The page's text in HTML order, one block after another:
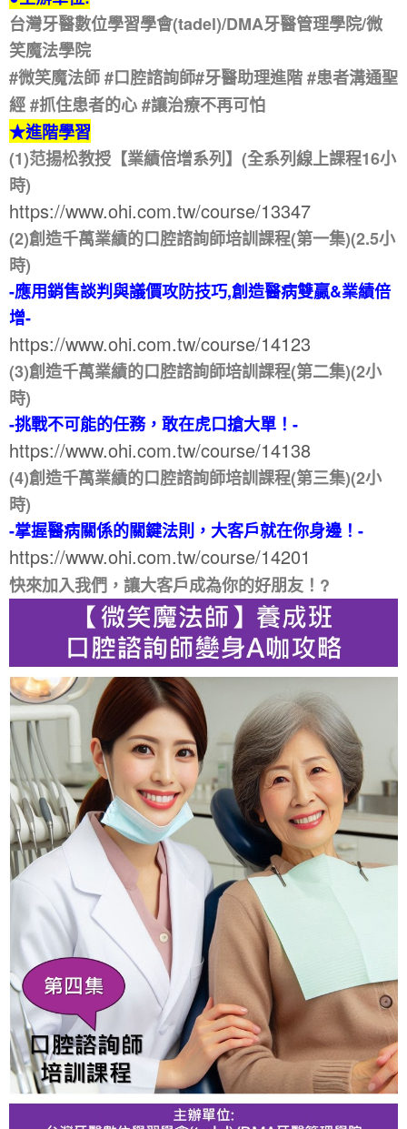
台灣牙醫數位學習學會(tadel)/DMA牙醫管理學院/微
笑魔法學院
#微笑魔法師 #口腔諮詢師#牙醫助理進階 #患者溝通聖
經 #抓住患者的心 #讓治療不再可怕
★進階學習
(1)范揚松教授【業績倍增系列】(全系列線上課程16小
時)
https://www.ohi.com.tw/course/13347
(2)創造千萬業績的口腔諮詢師培訓課程(第一集)(2.5小
時)
-應用銷售談判與議價攻防技巧,創造醫病雙贏&業績倍
增-
https://www.ohi.com.tw/course/14123
(3)創造千萬業績的口腔諮詢師培訓課程(第二集)(2小
時)
-挑戰不可能的任務，敢在虎口搶大單！-
https://www.ohi.com.tw/course/14138
(4)創造千萬業績的口腔諮詢師培訓課程(第三集)(2小
時)
-掌握醫病關係的關鍵法則，大客戶就在你身邊！-
https://www.ohi.com.tw/course/14201
快來加入我們，讓大客戶成為你的好朋友！?